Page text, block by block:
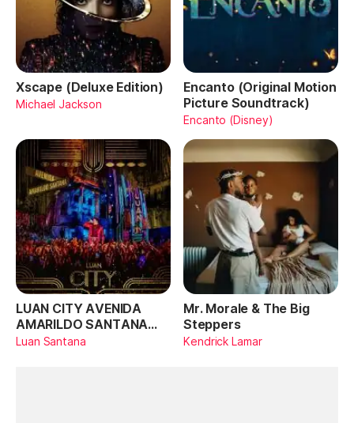
Xscape (Deluxe Edition)
Michael Jackson
Encanto (Original Motion
Picture Soundtrack)
Encanto (Disney)
LUAN CITY AVENIDA
AMARILDO SANTANA
(Ao Vivo)
Luan Santana
Mr. Morale & The Big
Steppers
Kendrick Lamar